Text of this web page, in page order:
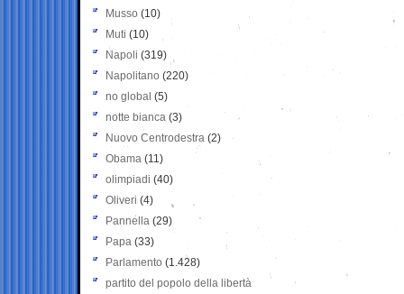
Musso (10)
Muti (10)
Napoli (319)
Napolitano (220)
no global (5)
notte bianca (3)
Nuovo Centrodestra (2)
Obama (11)
olimpiadi (40)
Oliveri (4)
Pannella (29)
Papa (33)
Parlamento (1.428)
partito del popolo della libertà